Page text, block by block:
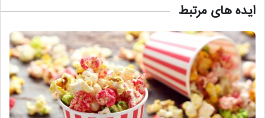
ایده های مرتبط